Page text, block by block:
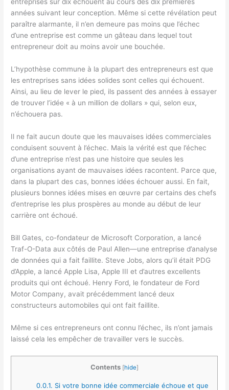
entreprises sur dix échouent au cours des dix premières
années suivant leur conception. Même si cette révélation peut
paraître alarmante, il n’en demeure pas moins que l’échec
d’une entreprise est comme un gâteau dans lequel tout
entrepreneur doit au moins avoir une bouchée.
L’hypothèse commune à la plupart des entrepreneurs est que
les entreprises sans idées solides sont celles qui échouent.
Ainsi, au lieu de lever le pied, ils passent des années à essayer
de trouver l’idée « à un million de dollars » qui, selon eux,
n’échouera pas.
Il ne fait aucun doute que les mauvaises idées commerciales
conduisent souvent à l’échec. Mais la vérité est que l’échec
d’une entreprise n’est pas une histoire que seules les
organisations ayant de mauvaises idées racontent. Parce que,
dans la plupart des cas, bonnes idées échouer aussi. En fait,
plusieurs bonnes idées mises en œuvre par certains des chefs
d’entreprise les plus prospères au monde au début de leur
carrière ont échoué.
Bill Gates, co-fondateur de Microsoft Corporation, a lancé
Traf-O-Data aux côtés de Paul Allen—une entreprise d’analyse
de données qui a fait faillite. Steve Jobs, alors qu’il était PDG
d’Apple, a lancé Apple Lisa, Apple III et d’autres excellents
produits qui ont échoué. Henry Ford, le fondateur de Ford
Motor Company, avait précédemment lancé deux
constructeurs automobiles qui ont fait faillite.
Même si ces entrepreneurs ont connu l’échec, ils n’ont jamais
laissé cela les empêcher de travailler vers le succès.
Contents [hide]
0.0.1. Si votre bonne idée commerciale échoue et que